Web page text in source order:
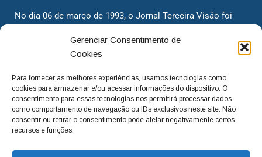
Gerenciar Consentimento de
Cookies
Para fornecer as melhores experiências, usamos tecnologias como
cookies para armazenar e/ou acessar informações do dispositivo. O
consentimento para essas tecnologias nos permitirá processar dados
como comportamento de navegação ou IDs exclusivos neste site. Não
consentir ou retirar o consentimento pode afetar negativamente certos
recursos e funções.
No dia 06 de março de 1993, o Jornal Terceira Visão foi
cidadãos valinhenses, já que naquela época só existiam
dois jornais. Há mais de 30 anos, o jornal continua
com o foco de trazer as melhores notícias. Nunca
deixamos de lado as necessidades do cidadão, sempre
questionando os órgãos públicos em busca de melhorias
para a cidade e sempre cobrando resoluções para casos